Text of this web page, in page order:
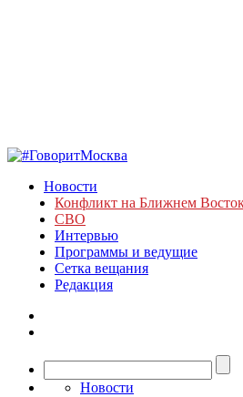
Новости
Конфликт на Ближнем
СВО
Интервью
Программы и ведущие
Сетка вещания
Редакция
Новости